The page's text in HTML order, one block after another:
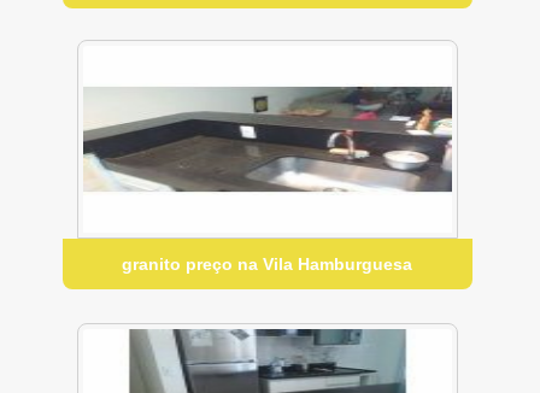
granito preço na Vila Hamburguesa